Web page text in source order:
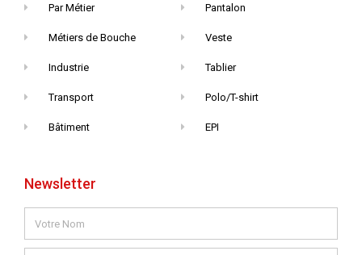
Par Métier
Métiers de Bouche
Industrie
Transport
Bâtiment
Pantalon
Veste
Tablier
Polo/T-shirt
EPI
Newsletter